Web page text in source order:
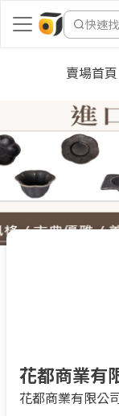
快速
賣場首頁
花都商業有
花都商業有限公